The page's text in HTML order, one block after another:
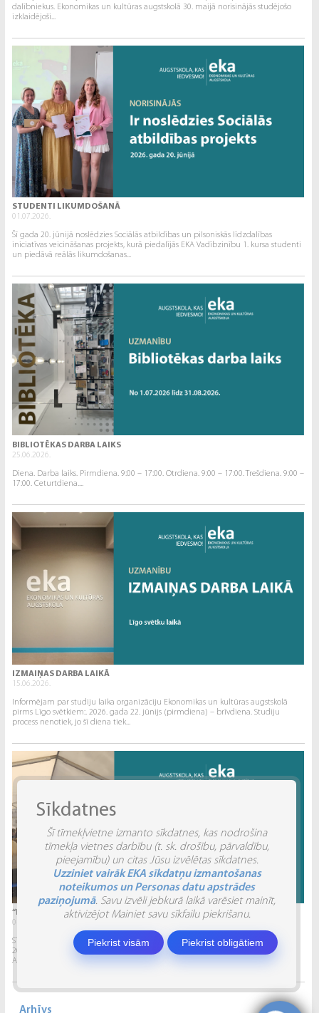
dalībniekus. Ekonomikas un kultūras augstskolā 30. maijā norisinājās studējošo
izklaidējoši...
STUDENTI LIKUMDOŠANĀ
01.07.2026.
Šī gada 20. jūnijā noslēdzies Sociālās atbildības un pilsoniskās līdzdalības
iniciatīvas veicināšanas projekts, kurā piedalījās EKA Vadībzinību 1. kursa studenti
un piedāvā reālās likumdošanas...
BIBLIOTĒKAS DARBA LAIKS
25.06.2026.
Diena. Darba laiks. Pirmdiena. 9:00 – 17:00. Otrdiena. 9:00 – 17:00. Trešdiena. 9:00 –
17:00. Ceturtdiena....
IZMAIŅAS DARBA LAIKĀ
15.06.2026.
Informējam par studiju laika organizāciju Ekonomikas un kultūras augstskolā
pirms Līgo svētkiem:. 2026. gada 22. jūnijs (pirmdiena) – brīvdiena. Studiju
process nenotiek, jo šī diena tiek...
“INVENTIO 2026” ATSKATS
04.06.2026.
STUDĒJOŠO STARPTAUTISKĀ ZINĀTNISKI PRAKTISKĀ KONFERENCE “INVENTIO 2026”.
2026. gada 29. un 30. maijā Ekonomikas un kultūras augstskola sadarbībā ar
Alberta Koledžu organizēja Studējošo...
Arhīvs
Sīkdatnes
Šī tīmekļvietne izmanto sīkdatnes, kas nodrošina
tīmekļa vietnes darbību (t. sk. drošību, pārvaldību,
pieejamību) un citas Jūsu izvēlētas sīkdatnes.
Uzziniet vairāk EKA sīkdatņu izmantošanas
noteikumos un Personas datu apstrādes
paziņojumā. Savu izvēli jebkurā laikā varēsiet mainīt,
aktivizējot Mainiet savu sīkfailu piekrišanu.
Piekrist visām Piekrist obligātiem